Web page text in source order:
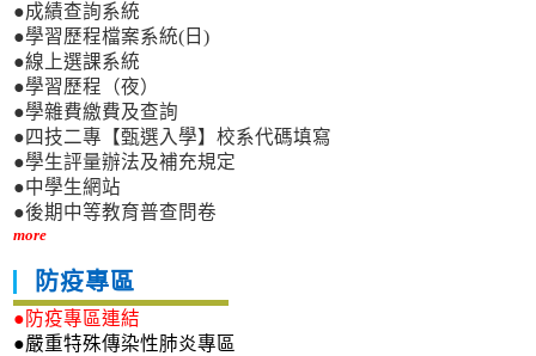
●成績查詢系統
●學習歷程檔案系統(日)
●線上選課系統
●學習歷程（夜）
●學雜費繳費及查詢
●四技二專【甄選入學】校系代碼填寫
●學生評量辦法及補充規定
●中學生網站
●後期中等教育普查問卷
more
防疫專區
●防疫專區連結
●嚴重特殊傳染性肺炎專區